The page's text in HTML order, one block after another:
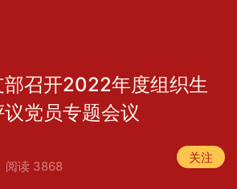
召开2022年度组织生
党员专题会议
阅读 3868
关注